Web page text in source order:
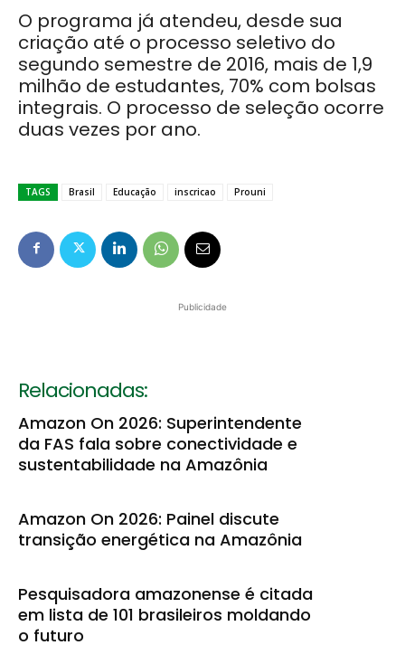
O programa já atendeu, desde sua
criação até o processo seletivo do
segundo semestre de 2016, mais de 1,9
milhão de estudantes, 70% com bolsas
integrais. O processo de seleção ocorre
duas vezes por ano.
TAGS Brasil Educação inscricao Prouni
Publicidade
Relacionadas:
Amazon On 2026: Superintendente
da FAS fala sobre conectividade e
sustentabilidade na Amazônia
Amazon On 2026: Painel discute
transição energética na Amazônia
Pesquisadora amazonense é citada
em lista de 101 brasileiros moldando
o futuro